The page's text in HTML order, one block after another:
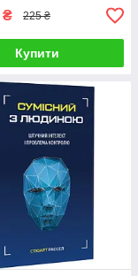
₴ 225 ₴
Купити